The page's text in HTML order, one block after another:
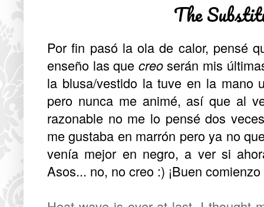
The
Por fin pasó la ola de calor, pensé
enseño las que creoserán mis
la blusa/vestido la tuve en la mano
pero nunca me animé, así que al
razonable no me lo pensé dos
me gustaba en marrón pero ya no
venía mejor en negro, a ver si
Asos... no, no creo :) ¡Buen